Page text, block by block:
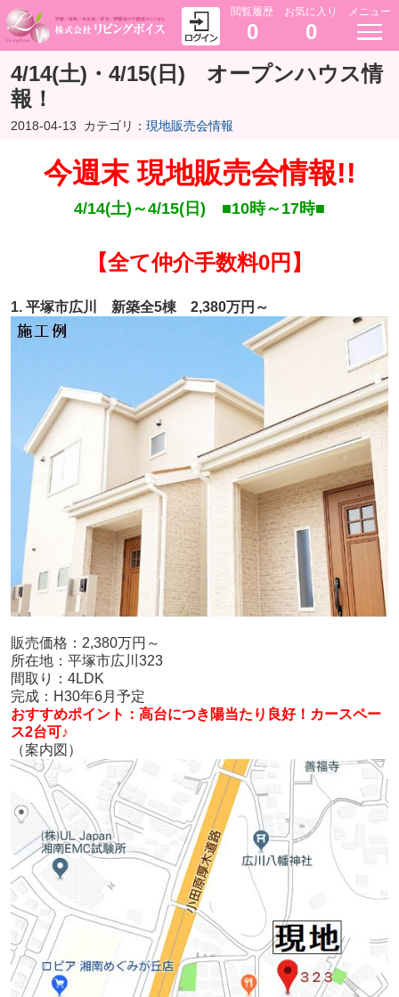
閲覧履歴
0
お気に入り
0
メニュー
4/14(土)・4/15(日) オープンハウス情
報！
2018-04-13 カテゴリ： 現地販売会情報
今週末 現地販売会情報!!
4/14(土)～4/15(日) ■10時～17時■
【全て仲介手数料0円】
1. 平塚市広川 新築全5棟 2,380万円～
販売価格：2,380万円～
所在地：平塚市広川323
間取り：4LDK
完成：H30年6月予定
おすすめポイント：高台につき陽当たり良好！カースペー
ス2台可♪
（案内図）